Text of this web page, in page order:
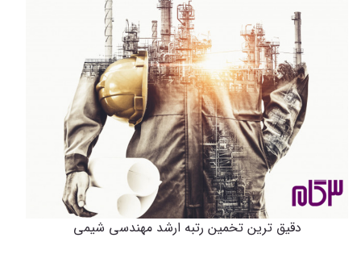
دقیق ترین تخمین رتبه ارشد مهندسی شیمی